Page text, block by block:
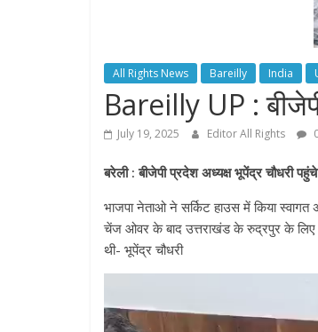
All Rights News Bareilly India
Bareilly UP :
July 19, 2025 Editor All Rights
बरेली : बीजेपी प्रदेश अध्यक्ष भूपेंद्र चौधरी
भाजपा नेताओ ने सर्किट हाउस में किया
चेंज ओवर के बाद उत्तराखंड के रुद्रपुर के लिए
थी- भूपेंद्र चौधरी
Player